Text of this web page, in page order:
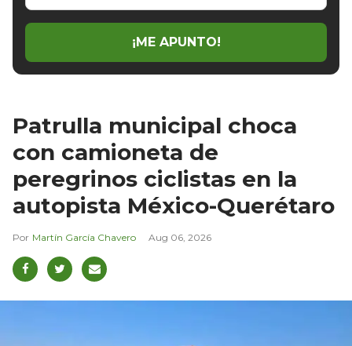
email
¡ME APUNTO!
Patrulla municipal choca
con camioneta de
peregrinos ciclistas en la
autopista México-Querétaro
Martín García Chavero Aug 06, 2026